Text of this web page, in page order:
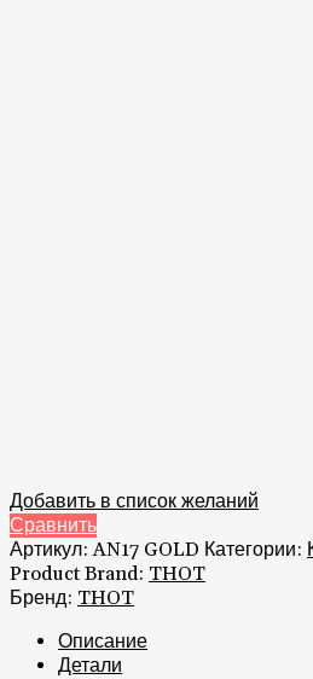
Добавить в список желаний
Сравнить
Артикул:AN17 GOLD Категории:
Product Brand: THOT
Бренд: THOT
Описание
Детали